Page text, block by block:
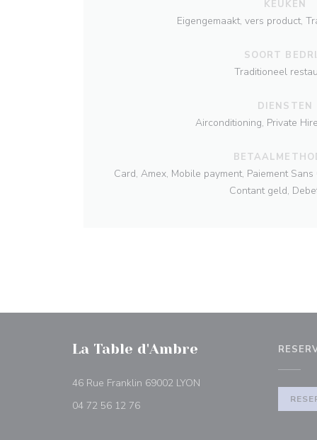
KEUKEN
Eigengemaakt, vers product,
SOORT
Traditioneel
DIENSTEN
Airconditioning, Private
Card, Amex, Mobile payment, Paiement
Contant geld,
La Table d'Ambre
46 Rue Franklin 69002 LYON
04 72 56 12 76